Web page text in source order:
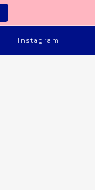
Instagram